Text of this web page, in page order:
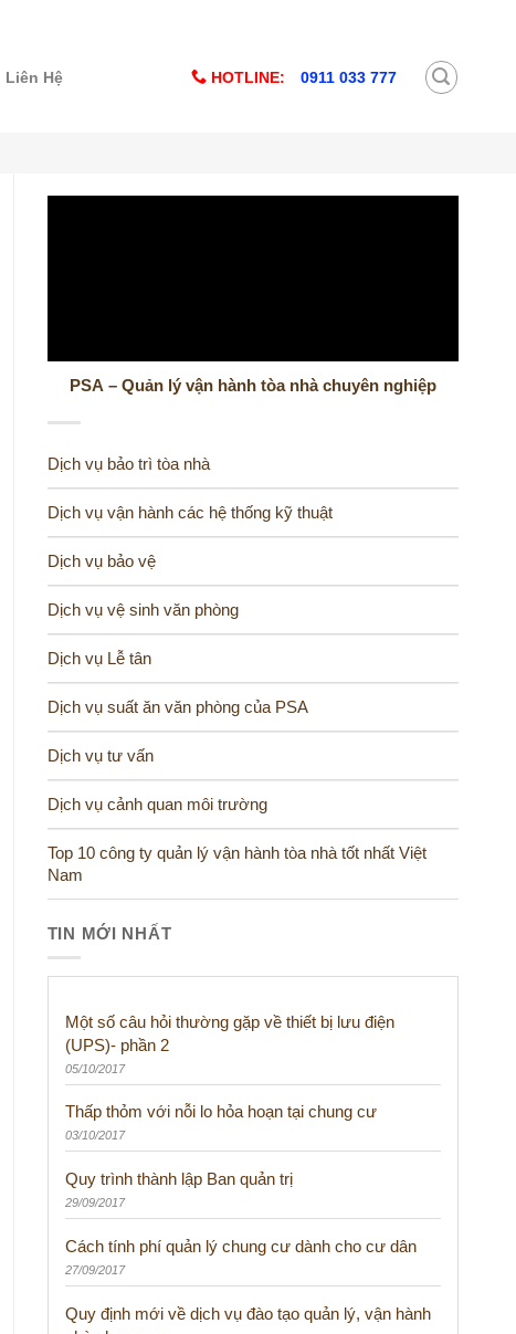
Liên Hệ HOTLINE: 0911 033 777
PSA – Quản lý vận hành tòa nhà chuyên nghiệp
Dịch vụ bảo trì tòa nhà
Dịch vụ vận hành các hệ thống kỹ thuật
Dịch vụ bảo vệ
Dịch vụ vệ sinh văn phòng
Dịch vụ Lễ tân
Dịch vụ suất ăn văn phòng của PSA
Dịch vụ tư vấn
Dịch vụ cảnh quan môi trường
Top 10 công ty quản lý vận hành tòa nhà tốt nhất Việt
Nam
TIN MỚI NHẤT
Một số câu hỏi thường gặp về thiết bị lưu điện
(UPS)- phần 2
05/10/2017
Thấp thỏm với nỗi lo hỏa hoạn tại chung cư
03/10/2017
Quy trình thành lập Ban quản trị
29/09/2017
Cách tính phí quản lý chung cư dành cho cư dân
27/09/2017
Quy định mới về dịch vụ đào tạo quản lý, vận hành